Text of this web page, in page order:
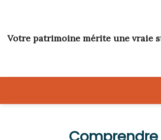
content
Votre patrimoine mérite une vraie